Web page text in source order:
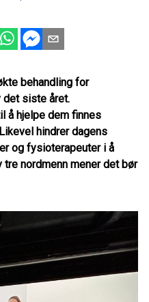
behandling for
det siste året.
å hjelpe dem finnes
hindrer dagens
og fysioterapeuter i å
nordmenn mener det bør